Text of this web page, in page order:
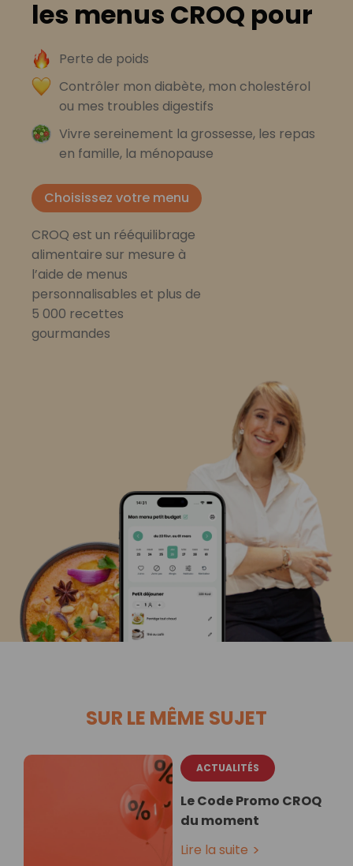
les menus CROQ pour
Perte de poids
Contrôler mon diabète, mon cholestérol
ou mes troubles digestifs
Vivre sereinement la grossesse, les repas
en famille, la ménopause
Choisissez votre menu
CROQ est un rééquilibrage
alimentaire sur mesure à
l’aide de menus
personnalisables et plus de
5 000 recettes
gourmandes
SUR LE MÊME SUJET
ACTUALITÉS
Le Code Promo CROQ
du moment
Lire la suite